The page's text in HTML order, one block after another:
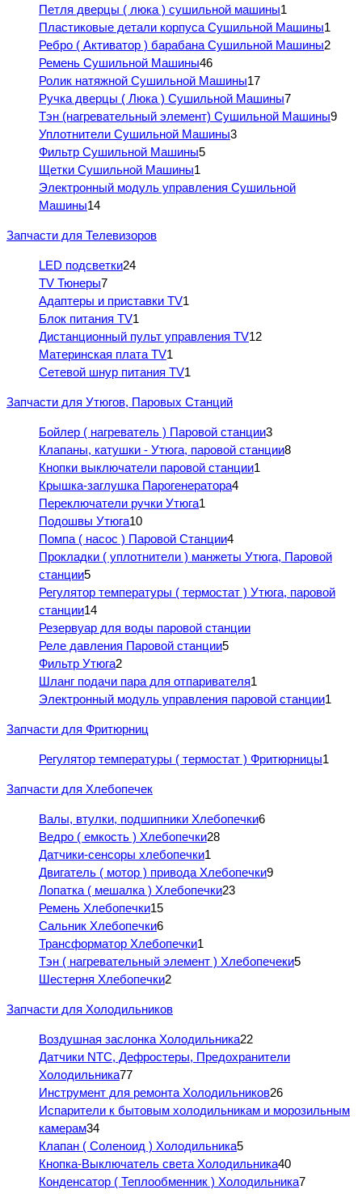
Петля дверцы ( люка ) сушильной машины1
Пластиковые детали корпуса Сушильной Машины1
Ребро ( Активатор ) барабана Сушильной Машины2
Ремень Сушильной Машины46
Ролик натяжной Сушильной Машины17
Ручка дверцы ( Люка ) Сушильной Машины7
Тэн (нагревательный элемент) Сушильной Машины9
Уплотнители Сушильной Машины3
Фильтр Сушильной Машины5
Щетки Сушильной Машины1
Электронный модуль управления Сушильной
Машины14
Запчасти для Телевизоров
LED подсветки24
TV Тюнеры7
Адаптеры и приставки TV1
Блок питания TV1
Дистанционный пульт управления TV12
Материнская плата TV1
Сетевой шнур питания TV1
Запчасти для Утюгов, Паровых Станций
Бойлер ( нагреватель ) Паровой станции3
Клапаны, катушки - Утюга, паровой станции8
Кнопки выключатели паровой станции1
Крышка-заглушка Парогенератора4
Переключатели ручки Утюга1
Подошвы Утюга10
Помпа ( насос ) Паровой Станции4
Прокладки ( уплотнители ) манжеты Утюга, Паровой
станции5
Регулятор температуры ( термостат ) Утюга, паровой
станции14
Резервуар для воды паровой станции
Реле давления Паровой станции5
Фильтр Утюга2
Шланг подачи пара для отпаривателя1
Электронный модуль управления паровой станции1
Запчасти для Фритюрниц
Регулятор температуры ( термостат ) Фритюрницы1
Запчасти для Хлебопечек
Валы, втулки, подшипники Хлебопечки6
Ведро ( емкость ) Хлебопечки28
Датчики-сенсоры хлебопечки1
Двигатель ( мотор ) привода Хлебопечки9
Лопатка ( мешалка ) Хлебопечки23
Ремень Хлебопечки15
Сальник Хлебопечки6
Трансформатор Хлебопечки1
Тэн ( нагревательный элемент ) Хлебопечеки5
Шестерня Хлебопечки2
Запчасти для Холодильников
Воздушная заслонка Холодильника22
Датчики NTC, Дефростеры, Предохранители
Холодильника77
Инструмент для ремонта Холодильников26
Испарители к бытовым холодильникам и морозильным
камерам34
Клапан ( Соленоид ) Холодильника5
Кнопка-Выключатель света Холодильника40
Конденсатор ( Теплообменник ) Холодильника7